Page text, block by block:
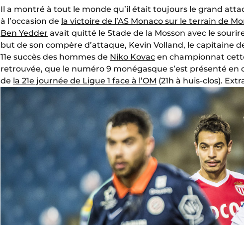
Il a montré à tout le monde qu’il était toujours le grand
à l’occasion de la victoire de l’AS Monaco sur le terrain de
Ben Yedder avait quitté le Stade de la Mosson avec le
but de son compère d’attaque, Kevin Volland, le capitaine
11e succès des hommes de Niko Kovac en championnat
retrouvée, que le numéro 9 monégasque s’est présenté
de la 21e journée de Ligue 1 face à l’OM (21h à huis-clos).